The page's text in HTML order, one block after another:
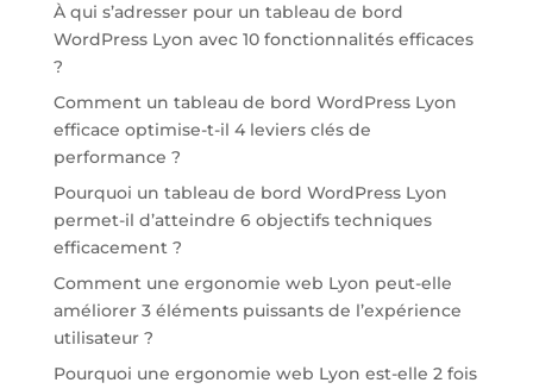
À qui s’adresser pour un tableau de bord
WordPress Lyon avec 10 fonctionnalités efficaces
?
Comment un tableau de bord WordPress Lyon
efficace optimise-t-il 4 leviers clés de
performance ?
Pourquoi un tableau de bord WordPress Lyon
permet-il d’atteindre 6 objectifs techniques
efficacement ?
Comment une ergonomie web Lyon peut-elle
améliorer 3 éléments puissants de l’expérience
utilisateur ?
Pourquoi une ergonomie web Lyon est-elle 2 fois